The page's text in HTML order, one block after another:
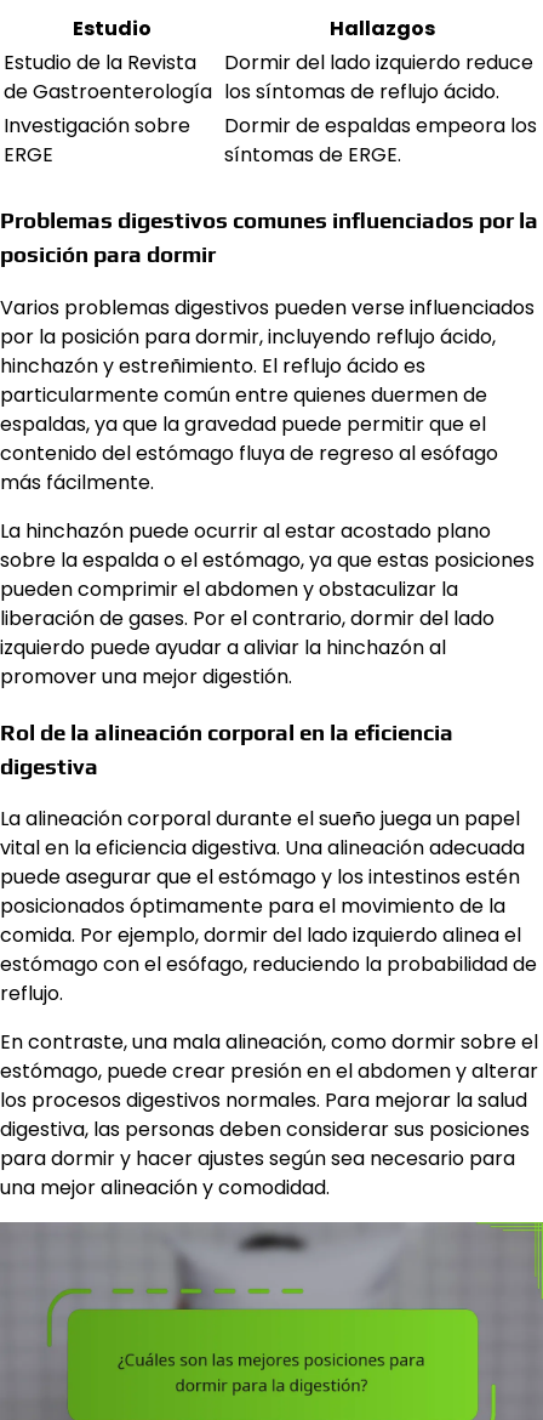
Estudio
Hallazgos
Estudio de la Revista
de Gastroenterología
Dormir del lado izquierdo reduce
los síntomas de reflujo ácido.
Investigación sobre
ERGE
Dormir de espaldas empeora los
síntomas de ERGE.
Problemas digestivos comunes influenciados por la
posición para dormir
Varios problemas digestivos pueden verse influenciados
por la posición para dormir, incluyendo reflujo ácido,
hinchazón y estreñimiento. El reflujo ácido es
particularmente común entre quienes duermen de
espaldas, ya que la gravedad puede permitir que el
contenido del estómago fluya de regreso al esófago
más fácilmente.
La hinchazón puede ocurrir al estar acostado plano
sobre la espalda o el estómago, ya que estas posiciones
pueden comprimir el abdomen y obstaculizar la
liberación de gases. Por el contrario, dormir del lado
izquierdo puede ayudar a aliviar la hinchazón al
promover una mejor digestión.
Rol de la alineación corporal en la eficiencia
digestiva
La alineación corporal durante el sueño juega un papel
vital en la eficiencia digestiva. Una alineación adecuada
puede asegurar que el estómago y los intestinos estén
posicionados óptimamente para el movimiento de la
comida. Por ejemplo, dormir del lado izquierdo alinea el
estómago con el esófago, reduciendo la probabilidad de
reflujo.
En contraste, una mala alineación, como dormir sobre el
estómago, puede crear presión en el abdomen y alterar
los procesos digestivos normales. Para mejorar la salud
digestiva, las personas deben considerar sus posiciones
para dormir y hacer ajustes según sea necesario para
una mejor alineación y comodidad.